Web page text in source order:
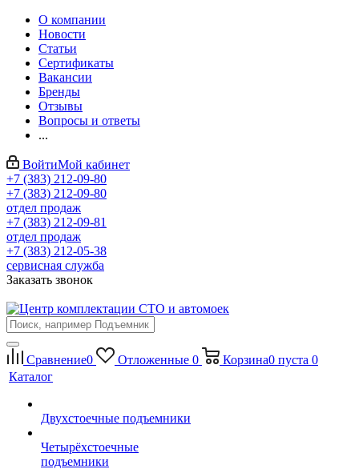
О компании
Новости
Статьи
Сертификаты
Вакансии
Бренды
Отзывы
Вопросы и ответы
...
ВойтиМой кабинет
+7 (383) 212-09-80
+7 (383) 212-09-80
отдел продаж
+7 (383) 212-09-81
отдел продаж
+7 (383) 212-05-38
сервисная служба
Заказать звонок
Сравнение0 Отложенные 0 Корзина0 пуста 0
Каталог
Двухстоечные подъемники
Четырёхстоечные
подъемники